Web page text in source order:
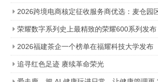
2026跨境电商核定征收服务商优选：麦仓园
降负，轻松降本增效
荣耀数字系列史上最精致的荣耀600系列发
价2294.15元起
2026福建茶企一个榜单在福耀科技大学发布
追寻红色足迹 赓续革命荣光